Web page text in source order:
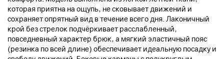
которая приятна на ощупь, не сковывает движений и
сохраняет опрятный вид в течение всего дня. Лаконичный
крой без стрелок подчёркивает расслабленный,
повседневный характер брюк, а мягкий эластичный пояс
(резинка по всей длине) обеспечивает идеальную посадку и